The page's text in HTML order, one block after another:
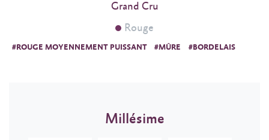
Grand Cru
Rouge
#ROUGE MOYENNEMENT PUISSANT #MÛRE #BORDELAIS
Millésime